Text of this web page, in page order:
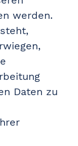
werden.
Daten zu